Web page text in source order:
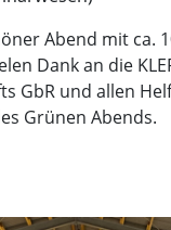
Abend mit ca.
Dank an die
GbR und allen
Grünen Abends.